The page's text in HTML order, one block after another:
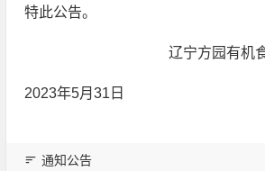
特此公告。
辽宁方园有机食品认
2023年5月31日
通知公告